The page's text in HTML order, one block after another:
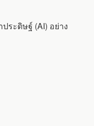
ระดิษฐ์ (AI) อย่าง